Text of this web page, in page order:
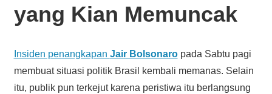
yang Kian Memuncak
Insiden penangkapan Jair Bolsonaropada Sabtu pagi
membuat situasi politik Brasil kembali memanas. Selain
itu, publik pun terkejut karena peristiwa itu berlangsung